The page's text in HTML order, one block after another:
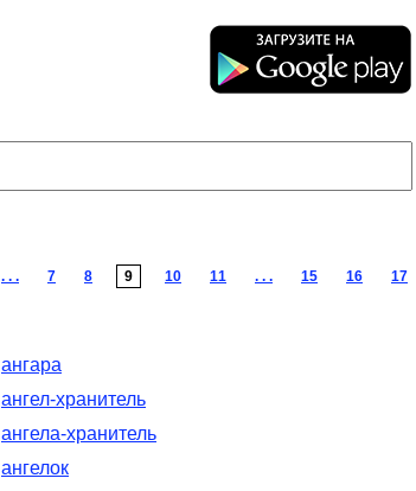
. . . 7 8 9 10 11 . . . 15 16 17
ангара
ангел-хранитель
ангела-хранитель
ангелок